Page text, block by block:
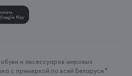
Play
и аксессуаров мировых
с примеркой по всей Беларуси*.